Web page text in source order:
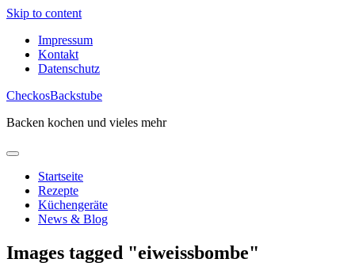
Skip to content
Impressum
Kontakt
Datenschutz
CheckosBackstube
Backen kochen und vieles mehr
Startseite
Rezepte
Küchengeräte
News & Blog
Images tagged "eiweissbombe"